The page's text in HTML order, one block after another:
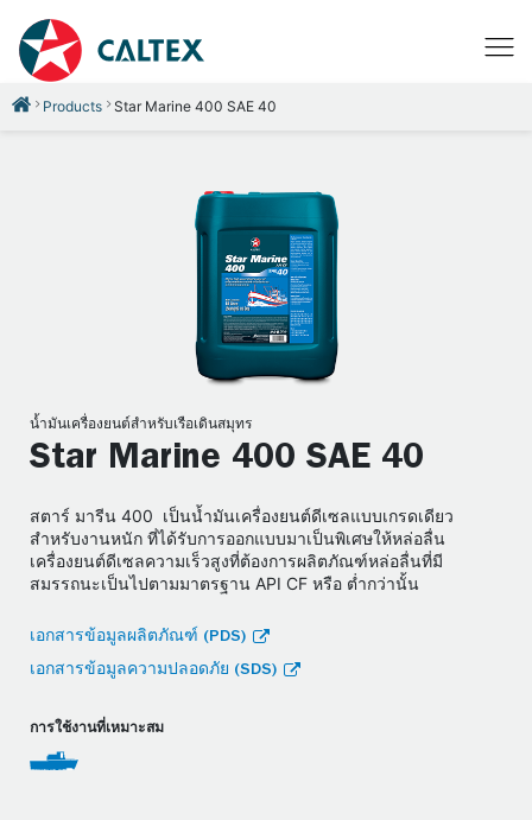
Products Star Marine 400 SAE 40
น้ำมันเครื่องยนต์สำหรับเรือเดินสมุทร
Star Marine 400 SAE 40
สตาร์ มารีน 400 เป็นน้ำมันเครื่องยนต์ดีเซลแบบเกรดเดียว
สำหรับงานหนัก ที่ได้รับการออกแบบมาเป็นพิเศษให้หล่อลื่น
เครื่องยนต์ดีเซลความเร็วสูงที่ต้องการผลิตภัณฑ์หล่อลื่นที่มี
สมรรถนะเป็นไปตามมาตรฐาน API CF หรือ ต่ำกว่านั้น
เอกสารข้อมูลผลิตภัณฑ์ (PDS)
เอกสารข้อมูลความปลอดภัย (SDS)
การใช้งานที่เหมาะสม